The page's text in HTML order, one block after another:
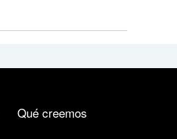
Qué creemos